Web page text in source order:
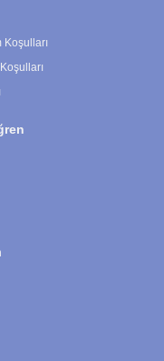
Koşulları